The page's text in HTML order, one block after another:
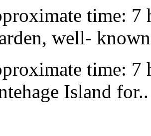
time: 7
well-
time: 7
Island